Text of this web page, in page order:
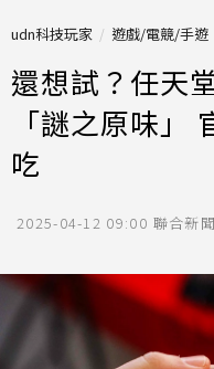
udn科技玩家 遊戲/電競/手遊
還想試？任天
「謎之原味」
吃
2025-04-12 09:00 聯合新